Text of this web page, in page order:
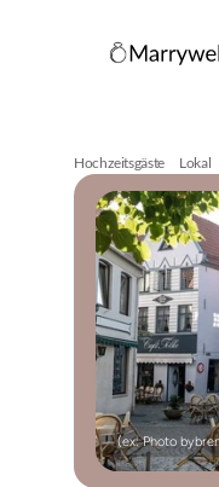
Hochzeitsgäste Lokal
(ex: Photo by